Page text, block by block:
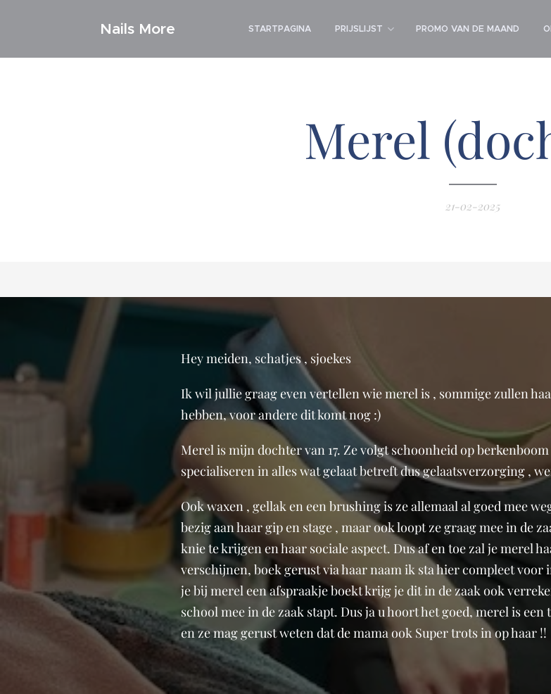
Nails More STARTPAGINA PRIJSLIJST PROMO VAN DE MAAND
Merel
21-02-2025
Hey meiden, schatjes , sjoekes
Ik wil jullie graag even vertellen wie merel is , sommige zullen
hebben, voor andere dit komt nog :)
Merel is mijn dochter van 17. Ze volgt schoonheid op
specialiseren in alles wat gelaat betreft dus gelaatsverzorging ,
Ook waxen , gellak en een brushing is ze allemaal al goed mee
bezig aan haar gip en stage , maar ook loopt ze graag mee in de
knie te krijgen en haar sociale aspect. Dus af en toe zal je merel
verschijnen, boek gerust via haar naam ik sta hier compleet voor
je bij merel een afspraakje boekt krijg je dit in de zaak ook
school mee in de zaak stapt. Dus ja u hoort het goed, merel is
en ze mag gerust weten dat de mama ook Super trots in op haar !!